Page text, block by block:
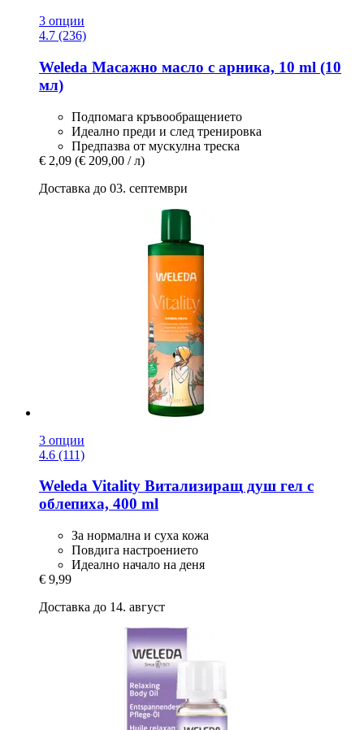
3 опции
4.7 (236)
Weleda Масажно масло с арника, 10 ml (10
мл)
Подпомага кръвообращението
Идеално преди и след тренировка
Предпазва от мускулна треска
€ 2,09 (€ 209,00 / л)
Доставка до 03. септември
3 опции
4.6 (111)
Weleda Vitality Витализиращ душ гел с
облепиха, 400 ml
За нормална и суха кожа
Повдига настроението
Идеално начало на деня
€ 9,99
Доставка до 14. август